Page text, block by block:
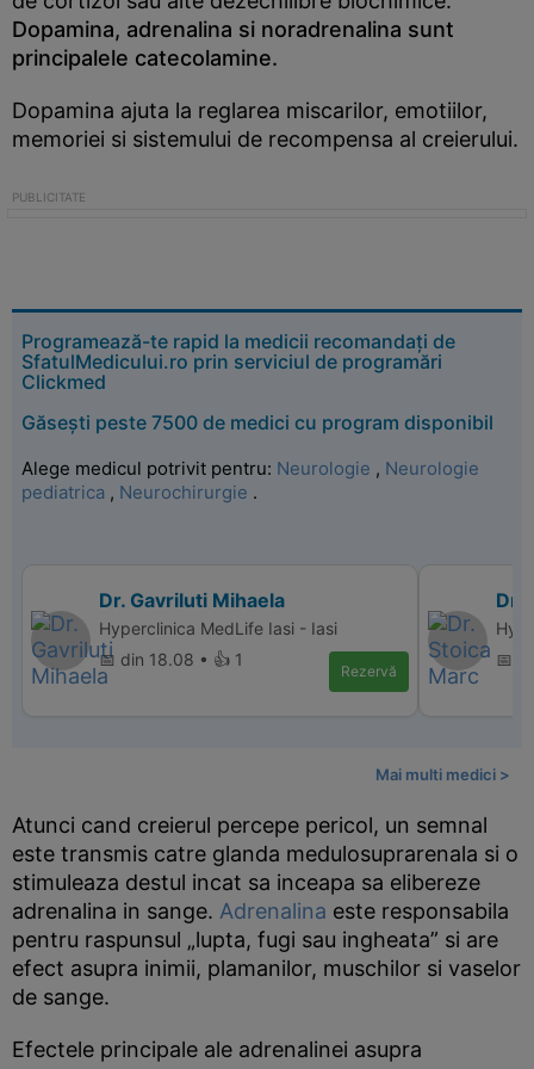
Dopamina, adrenalina si noradrenalina sunt
principalele catecolamine.
Dopamina ajuta la reglarea miscarilor, emotiilor,
memoriei si sistemului de recompensa al creierului.
Programează-te rapid la medicii recomandați de
SfatulMedicului.ro prin serviciul de programări
Clickmed
Găsești peste 7500 de medici cu program disponibil
Alege medicul potrivit pentru: Neurologie , Neurologie
pediatrica , Neurochirurgie .
Dr. Gavriluti Mihaela
Hyperclinica MedLife Iasi - Iasi
📅 din 18.08 • 👍 1
Rezervă
Dr.
📅
Mai multi medici >
Atunci cand creierul percepe pericol, un semnal
este transmis catre glanda medulosuprarenala si o
stimuleaza destul incat sa inceapa sa elibereze
adrenalina in sange. Adrenalina este responsabila
pentru raspunsul „lupta, fugi sau ingheata” si are
efect asupra inimii, plamanilor, muschilor si vaselor
de sange.
Efectele principale ale adrenalinei asupra